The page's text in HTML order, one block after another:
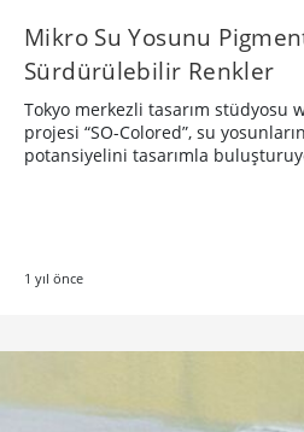
Mikro Su Yosunu
Sürdürülebilir Renkler
Tokyo merkezli tasarım stüdyosu
projesi “SO-Colored”, su
potansiyelini tasarımla
1 yıl önce